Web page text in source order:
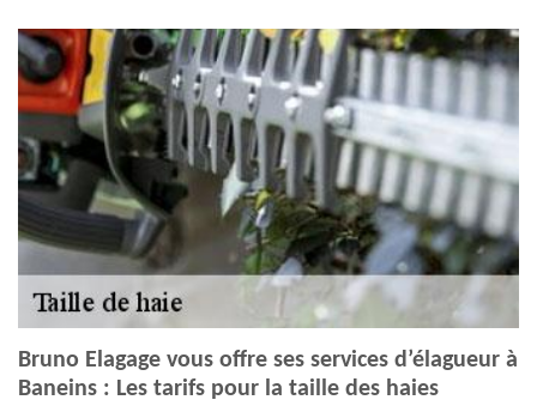
Bruno Elagage vous offre ses services d’élagueur à
Baneins : Les tarifs pour la taille des haies